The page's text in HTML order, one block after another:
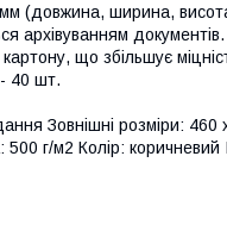
мм (довжина, ширина,
архівуванням документів.
що збільшує
40 шт.
Зовнішні розміри:
г/м2 Колір: коричневий